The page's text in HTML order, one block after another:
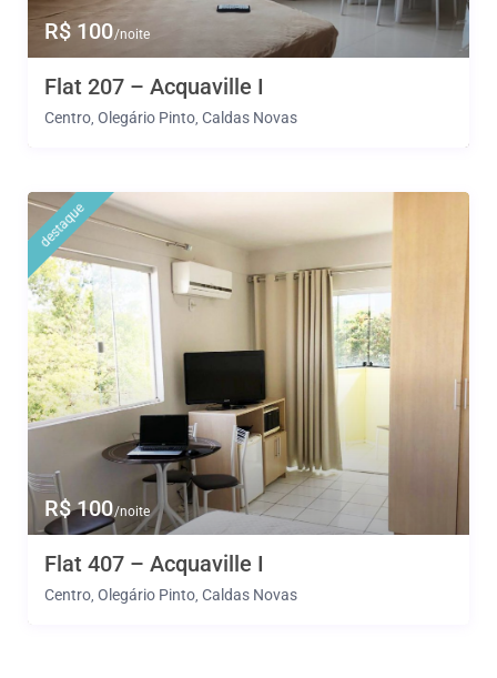
R$ 100/noite
Flat 207 – Acquaville I
Centro Olegário Pinto Caldas Novas
destaque
R$ 100/noite
Flat 407 – Acquaville I
Centro Olegário Pinto Caldas Novas